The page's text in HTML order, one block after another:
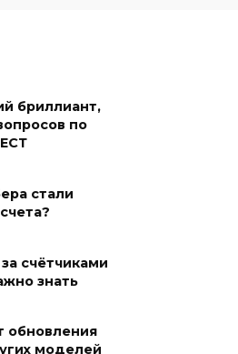
бриллиант,
по
стали
счётчиками
знать
обновления
моделей